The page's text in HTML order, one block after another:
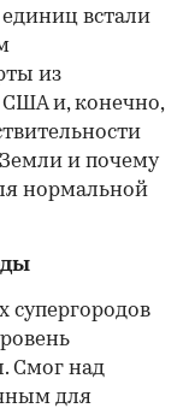
встали
из
и, конечно,
и почему
нормальной
супергородов
Смог над
для